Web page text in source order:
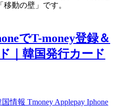
動の壁」です。
でT-money登録＆
｜韓国発行カード
国情報 Tmoney Applepay Iphone